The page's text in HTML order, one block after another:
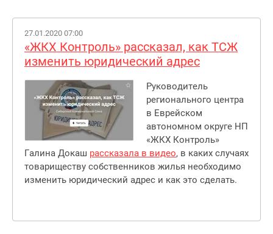
27.01.2020 07:00
«ЖКХ Контроль» рассказал, как ТСЖ
изменить юридический адрес
Руководитель
регионального центра
в Еврейском
автономном округе НП
«ЖКХ Контроль»
Галина Докаш рассказала в видео, в каких случаях
товариществу собственников жилья необходимо
изменить юридический адрес и как это сделать.